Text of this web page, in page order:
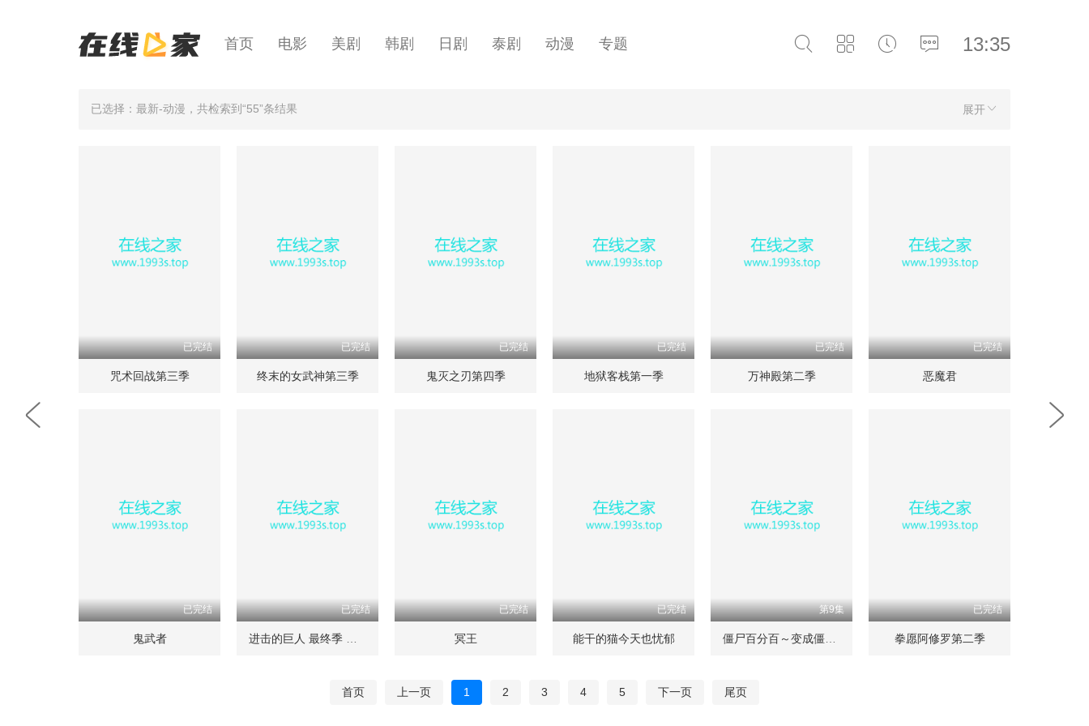
13:35
首页 电影 美剧 韩剧 日剧 泰剧 动漫 专题
展开
已选择：最新-动漫 ，共检索到“55”条结果
已完结
咒术回战第三季
已完结
终末的女武神第三季
已完结
鬼灭之刃第四季
已完结
地狱客栈第一季
已完结
万神殿第二季
已完结
恶魔君
已完结
鬼武者
已完结 已完结
冥王
已完结
能干的猫今天也忧郁
第9集 已完结
拳愿阿修罗第二季
首页 上一页 1 2 3 4 5 下一页 尾页